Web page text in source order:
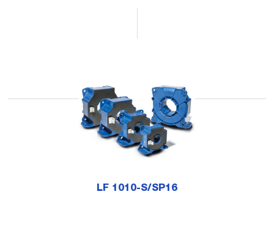
LF 1010-S/SP16